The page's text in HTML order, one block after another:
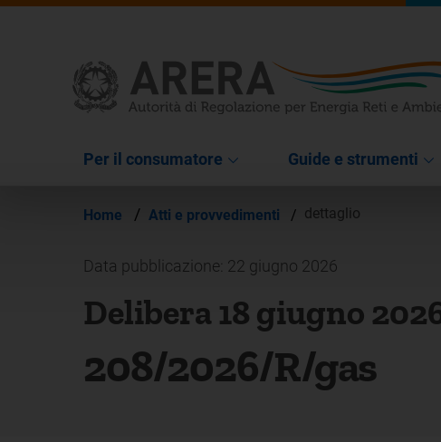
Per il consumatore Guide e strumenti
Home / Atti e provvedimenti / dettaglio
Data pubblicazione: 22 giugno 2026
Delibera 18 giugno
208/2026/R/gas